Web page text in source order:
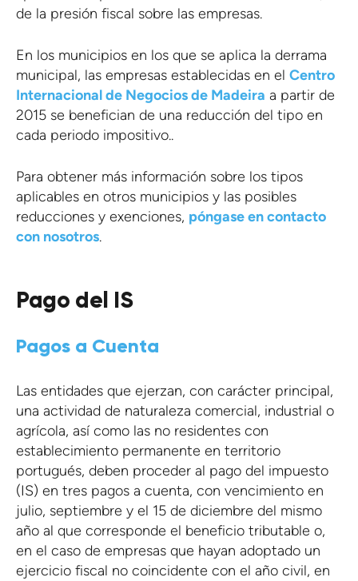
de la presión fiscal sobre las empresas.
En los municipios en los que se aplica la derrama
municipal, las empresas establecidas en el Centro
Internacional de Negocios de Madeira a partir de
2015 se benefician de una reducción del tipo en
cada periodo impositivo..
Para obtener más información sobre los tipos
aplicables en otros municipios y las posibles
reducciones y exenciones, póngase en contacto
con nosotros.
Pago del IS
Pagos a Cuenta
Las entidades que ejerzan, con carácter principal,
una actividad de naturaleza comercial, industrial o
agrícola, así como las no residentes con
establecimiento permanente en territorio
portugués, deben proceder al pago del impuesto
(IS) en tres pagos a cuenta, con vencimiento en
julio, septiembre y el 15 de diciembre del mismo
año al que corresponde el beneficio tributable o,
en el caso de empresas que hayan adoptado un
ejercicio fiscal no coincidente con el año civil, en